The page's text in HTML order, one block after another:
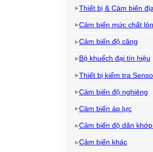
Thiết bị & Cảm biến
Cảm biến mức chất
Cảm biến độ căng
Bộ khuếch đại tín hiệu
Thiết bị kiểm tra
Cảm biến độ nghiêng
Cảm biến áp lực
Cảm biến độ dãn
Cảm biến khác